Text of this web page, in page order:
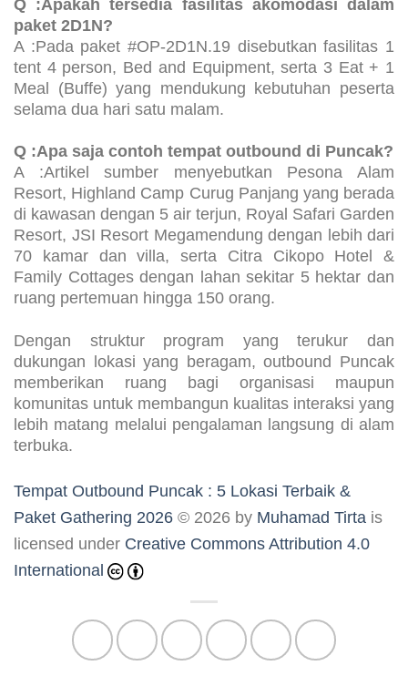
Q :Apakah tersedia fasilitas akomodasi dalam
paket 2D1N?
A :Pada paket #OP-2D1N.19 disebutkan fasilitas 1
tent 4 person, Bed and Equipment, serta 3 Eat + 1
Meal (Buffe) yang mendukung kebutuhan peserta
selama dua hari satu malam.
Q :Apa saja contoh tempat outbound di Puncak?
A :Artikel sumber menyebutkan Pesona Alam
Resort, Highland Camp Curug Panjang yang berada
di kawasan dengan 5 air terjun, Royal Safari Garden
Resort, JSI Resort Megamendung dengan lebih dari
70 kamar dan villa, serta Citra Cikopo Hotel &
Family Cottages dengan lahan sekitar 5 hektar dan
ruang pertemuan hingga 150 orang.
Dengan struktur program yang terukur dan
dukungan lokasi yang beragam, outbound Puncak
memberikan ruang bagi organisasi maupun
komunitas untuk membangun kualitas interaksi yang
lebih matang melalui pengalaman langsung di alam
terbuka.
Tempat Outbound Puncak : 5 Lokasi Terbaik &
Paket Gathering 2026 © 2026 by Muhamad Tirta is
licensed under Creative Commons Attribution 4.0
International